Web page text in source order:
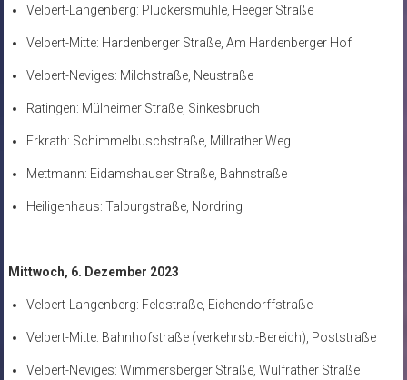
Velbert-Langenberg: Plückersmühle, Heeger Straße
Velbert-Mitte: Hardenberger Straße, Am Hardenberger Hof
Velbert-Neviges: Milchstraße, Neustraße
Ratingen: Mülheimer Straße, Sinkesbruch
Erkrath: Schimmelbuschstraße, Millrather Weg
Mettmann: Eidamshauser Straße, Bahnstraße
Heiligenhaus: Talburgstraße, Nordring
Mittwoch, 6. Dezember 2023
Velbert-Langenberg: Feldstraße, Eichendorffstraße
Velbert-Mitte: Bahnhofstraße (verkehrsb.-Bereich), Poststraße
Velbert-Neviges: Wimmersberger Straße, Wülfrather Straße